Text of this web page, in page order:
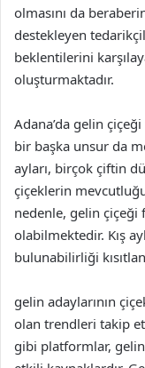
olmasını da
destekleyen
beklentilerini
oluşturmaktadır.
Adana’da gelin
bir başka unsur da
ayları, birçok çiftin
çiçeklerin
nedenle, gelin çiçeği
olabilmektedir. Kış
bulunabilirliği
gelin adaylarının
olan trendleri takip
gibi platformlar,